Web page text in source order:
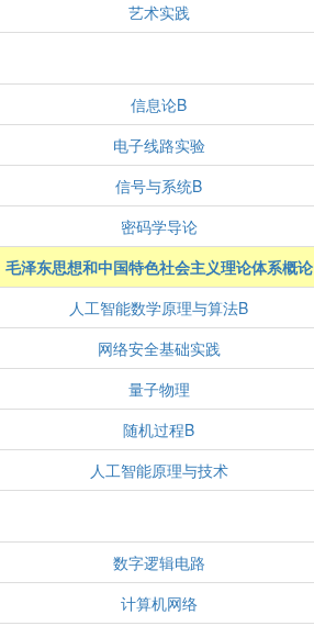
艺术实践
信息论B
电子线路实验
信号与系统B
密码学导论
毛泽东思想和中国特色社会主义理论体系概论
人工智能数学原理与算法B
网络安全基础实践
量子物理
随机过程B
人工智能原理与技术
数字逻辑电路
计算机网络